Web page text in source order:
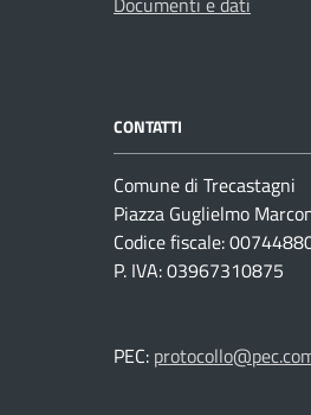
CONTATTI
Comune di Trecastagni
Piazza Guglielmo
Codice fiscale:
P. IVA: 03967310875
PEC: